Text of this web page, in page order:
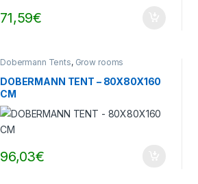
71,59€
Dobermann Tents, Grow rooms
DOBERMANN TENT – 80X80X160
CM
96,03€